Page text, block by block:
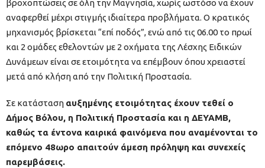
βροχοπτώσεις σε όλη την Μαγνησία, χωρίς ωστόσο να έχουν
αναφερθεί μέχρι στιγμής ιδιαίτερα προβλήματα. Ο κρατικός
μηχανισμός βρίσκεται “επί ποδός”, ενώ από τις 06.00 το πρωί
και 2 ομάδες εθελοντών με 2 οχήματα της Λέσχης Ειδικών
Δυνάμεων είναι σε ετοιμότητα να επέμβουν όπου χρειαστεί
μετά από κλήση από την Πολιτική Προστασία.
Σε κατάσταση αυξημένης ετοιμότητας έχουν τεθεί ο
Δήμος Βόλου, η Πολιτική Προστασία και η ΔΕΥΑΜΒ,
καθώς τα έντονα καιρικά φαινόμενα που αναμένονται το
επόμενο 48ωρο απαιτούν άμεση πρόληψη και συνεχείς
παρεμβάσεις.